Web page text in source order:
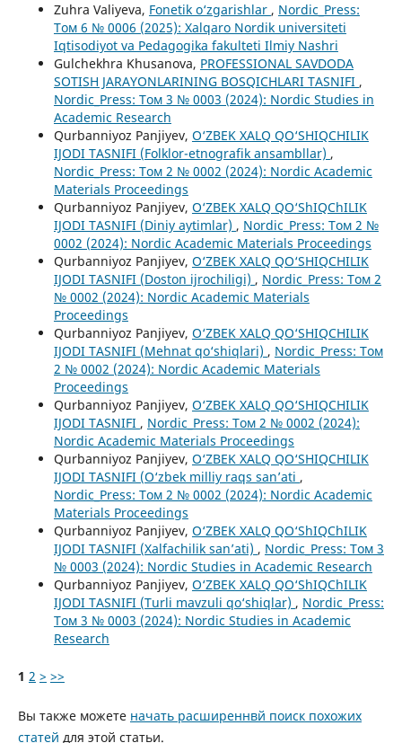
Zuhra Valiyeva, Fonetik o‘zgarishlar , Nordic_Press:
Том 6 № 0006 (2025): Xalqaro Nordik universiteti
Iqtisodiyot va Pedagogika fakulteti Ilmiy Nashri
Gulchekhra Khusanova, PROFESSIONAL SAVDODA
SOTISH JARAYONLARINING BOSQICHLARI TASNIFI ,
Nordic_Press: Том 3 № 0003 (2024): Nordic Studies in
Academic Research
Qurbanniyoz Panjiyev, O‘ZBEK XALQ QO‘SHIQCHILIK
IJODI TASNIFI (Folklor-etnografik ansambllar) ,
Nordic_Press: Том 2 № 0002 (2024): Nordic Academic
Materials Proceedings
Qurbanniyoz Panjiyev, O‘ZBEK XALQ QO‘ShIQChILIK
IJODI TASNIFI (Diniy aytimlar) , Nordic_Press: Том 2 №
0002 (2024): Nordic Academic Materials Proceedings
Qurbanniyoz Panjiyev, O‘ZBEK XALQ QO‘SHIQCHILIK
IJODI TASNIFI (Doston ijrochiligi) , Nordic_Press: Том 2
№ 0002 (2024): Nordic Academic Materials
Proceedings
Qurbanniyoz Panjiyev, O‘ZBEK XALQ QO‘SHIQCHILIK
IJODI TASNIFI (Mehnat qo‘shiqlari) , Nordic_Press: Том
2 № 0002 (2024): Nordic Academic Materials
Proceedings
Qurbanniyoz Panjiyev, O‘ZBEK XALQ QO‘SHIQCHILIK
IJODI TASNIFI , Nordic_Press: Том 2 № 0002 (2024):
Nordic Academic Materials Proceedings
Qurbanniyoz Panjiyev, O‘ZBEK XALQ QO‘SHIQCHILIK
IJODI TASNIFI (O‘zbek milliy raqs san’ati ,
Nordic_Press: Том 2 № 0002 (2024): Nordic Academic
Materials Proceedings
Qurbanniyoz Panjiyev, O‘ZBEK XALQ QO‘ShIQChILIK
IJODI TASNIFI (Xalfachilik san’ati) , Nordic_Press: Том 3
№ 0003 (2024): Nordic Studies in Academic Research
Qurbanniyoz Panjiyev, O‘ZBEK XALQ QO‘ShIQChILIK
IJODI TASNIFI (Turli mavzuli qo‘shiqlar) , Nordic_Press:
Том 3 № 0003 (2024): Nordic Studies in Academic
Research
1 2 > >>
Вы также можете начать расширеннвй поиск похожих
статей для этой статьи.